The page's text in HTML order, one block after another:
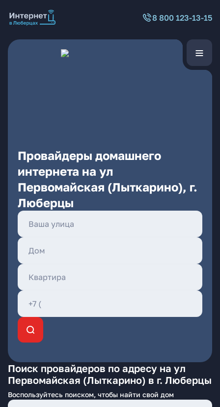
8 800 123-13-15
Провайдеры домашнего
интернета на ул
Первомайская (Лыткарино), г.
Люберцы
Поиск провайдеров по адресу на ул
Первомайская (Лыткарино) в г. Люберцы
Воспользуйтесь поиском, чтобы найти свой дом